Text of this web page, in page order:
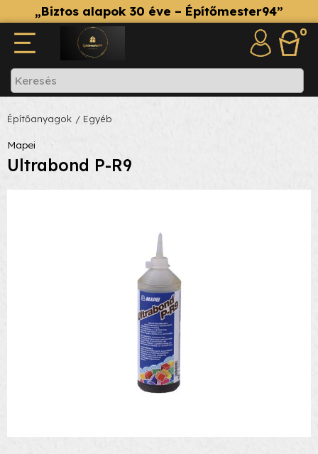
„Biztos alapok 30 éve – Építőmester94”
0
Építőanyagok / Egyéb
Mapei
Ultrabond P-R9